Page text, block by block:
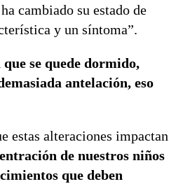
cambiado su estado de
y un síntoma”.
se quede dormido,
antelación, eso
estas alteraciones impactan
de nuestros niños
que deben